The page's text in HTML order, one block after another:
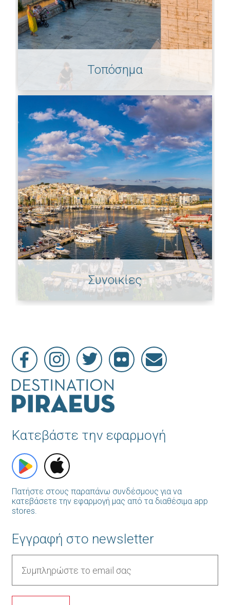
Τοπόσημα
Συνοικίες
Κατεβάστε την εφαρμογή
Πατήστε στους παραπάνω συνδέσμους για να
κατεβάσετε την εφαρμογή μας από τα διαθέσιμα app
stores.
Εγγραφή στο newsletter